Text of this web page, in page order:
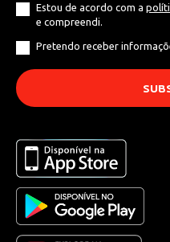
Estou de acordo com a
e compreendi.
Pretendo receber